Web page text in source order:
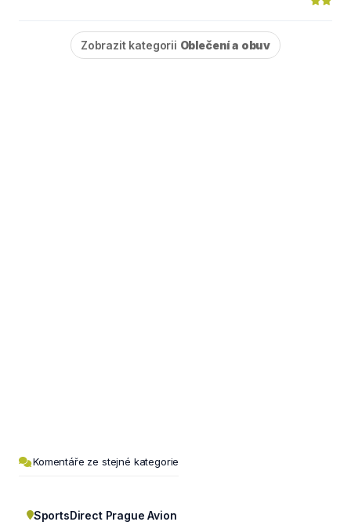
Zobrazit kategorii Oblečení a obuv
Komentáře ze stejné kategorie
SportsDirect Prague Avion